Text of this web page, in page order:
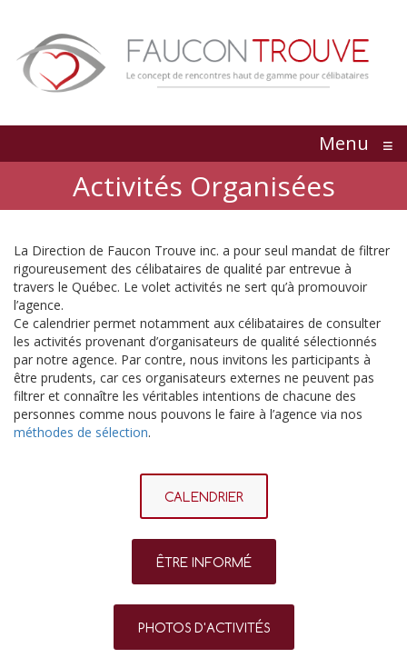
Menu ≡
Activités Organisées
La Direction de Faucon Trouve inc. a pour seul mandat de filtrer
rigoureusement des célibataires de qualité par entrevue à
travers le Québec. Le volet activités ne sert qu’à promouvoir
l’agence.
Ce calendrier permet notamment aux célibataires de consulter
les activités provenant d’organisateurs de qualité sélectionnés
par notre agence. Par contre, nous invitons les participants à
être prudents, car ces organisateurs externes ne peuvent pas
filtrer et connaître les véritables intentions de chacune des
personnes comme nous pouvons le faire à l’agence via nos
méthodes de sélection.
CALENDRIER
ÊTRE INFORMÉ
PHOTOS D'ACTIVITÉS